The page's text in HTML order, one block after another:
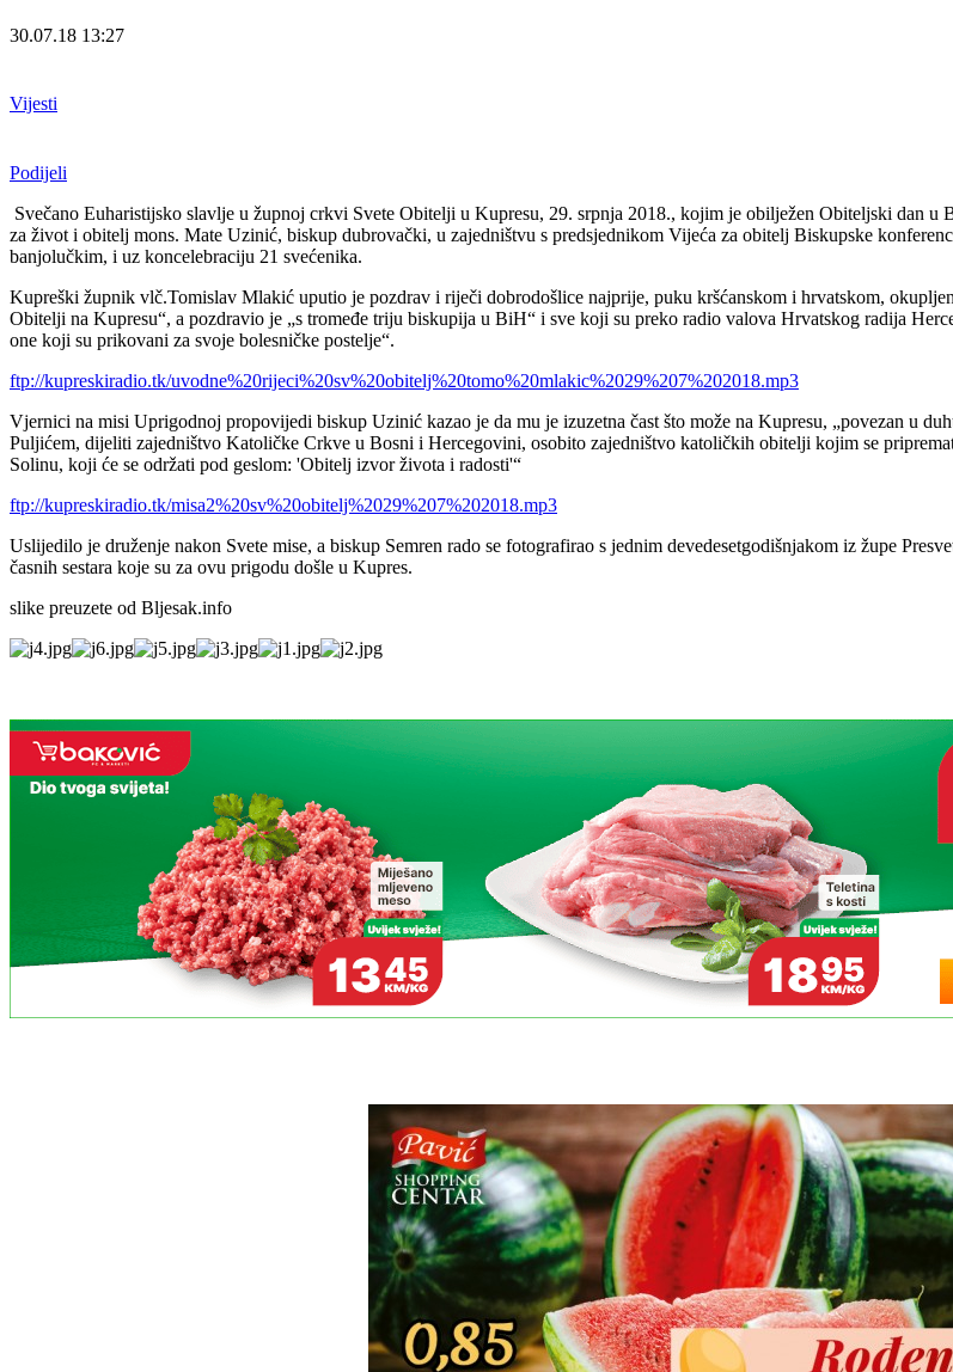
30.07.18 13:27
Vijesti
Podijeli
Svečano Euharistijsko slavlje u župnoj crkvi Svete Obitelji u Kupresu, 29. srpnja 2018., kojim je obilježen Obiteljski dan
za život i obitelj mons. Mate Uzinić, biskup dubrovački, u zajedništvu s predsjednikom Vijeća za obitelj Biskupske
banjolučkim, i uz koncelebraciju 21 svećenika.
Kupreški župnik vlč.Tomislav Mlakić uputio je pozdrav i riječi dobrodošlice najprije, puku kršćanskom i hrvatskom,
Obitelji na Kupresu“, a pozdravio je „s tromeđe triju biskupija u BiH“ i sve koji su preko radio valova Hrvatskog radija
one koji su prikovani za svoje bolesničke postelje“.
ftp://kupreskiradio.tk/uvodne%20rijeci%20sv%20obitelj%20tomo%20mlakic%2029%207%202018.mp3
Vjernici na misi Uprigodnoj propovijedi biskup Uzinić kazao je da mu je izuzetna čast što može na Kupresu, „povezan u
Puljićem, dijeliti zajedništvo Katoličke Crkve u Bosni i Hercegovini, osobito zajedništvo katoličkih obitelji kojim se
Solinu, koji će se održati pod geslom: 'Obitelj izvor života i radosti'“
ftp://kupreskiradio.tk/misa2%20sv%20obitelj%2029%207%202018.mp3
Uslijedilo je druženje nakon Svete mise, a biskup Semren rado se fotografirao s jednim devedesetgodišnjakom iz župe
časnih sestara koje su za ovu prigodu došle u Kupres.
slike preuzete od Bljesak.info